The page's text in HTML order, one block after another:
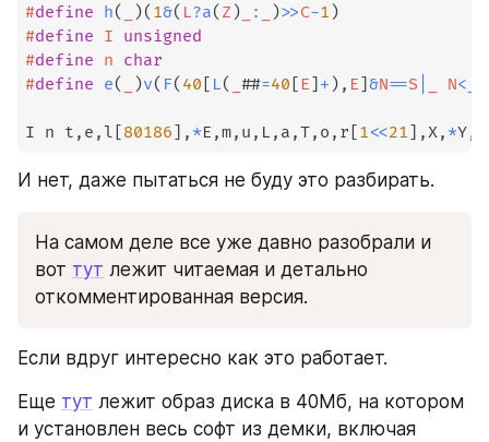
#define h( )( 1&( L?a( Z ) : )>>C-1 )
#define I unsigned
#define n char
#define e( )v( F( 40 [ L( _##=40 [ E] + ) , E]&N==S _ N<
I n t , e , l [80186] , *E ,m, u , L , a ,T, o , r [1<<21] ,X, *Y,
И нет, даже пытаться не буду это разбирать.
На самом деле все уже давно разобрали и
вот тут лежит читаемая и детально
откомментированная версия.
Если вдруг интересно как это работает.
Еще тут лежит образ диска в 40Мб, на котором
и установлен весь софт из демки, включая